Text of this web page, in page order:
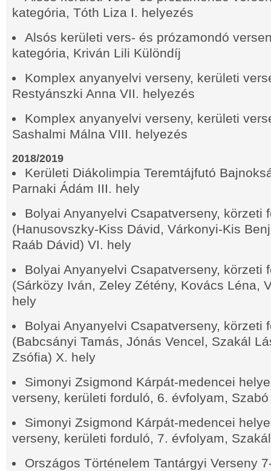
kategória, Tóth Liza I. helyezés
Alsós kerületi vers- és prózamondó
kategória, Kriván Lili Különdíj
Komplex anyanyelvi verseny, kerületi
Restyánszki Anna VII. helyezés
Komplex anyanyelvi verseny, kerületi
Sashalmi Málna VIII. helyezés
2018/2019
Kerületi Diákolimpia Teremtájfutó
Parnaki Ádám III. hely
Bolyai Anyanyelvi Csapatverseny, körzeti
(Hanusovszky-Kiss Dávid, Várkonyi-Kis
Raáb Dávid) VI. hely
Bolyai Anyanyelvi Csapatverseny, körzeti
(Sárközy Iván, Zeley Zétény, Kovács Léna,
hely
Bolyai Anyanyelvi Csapatverseny, körzeti
(Babcsányi Tamás, Jónás Vencel, Szakál
Zsófia) X. hely
Simonyi Zsigmond Kárpát-medencei
verseny, kerületi forduló, 6. évfolyam,
Simonyi Zsigmond Kárpát-medencei
verseny, kerületi forduló, 7. évfolyam,
Országos Történelem Tantárgyi Verseny